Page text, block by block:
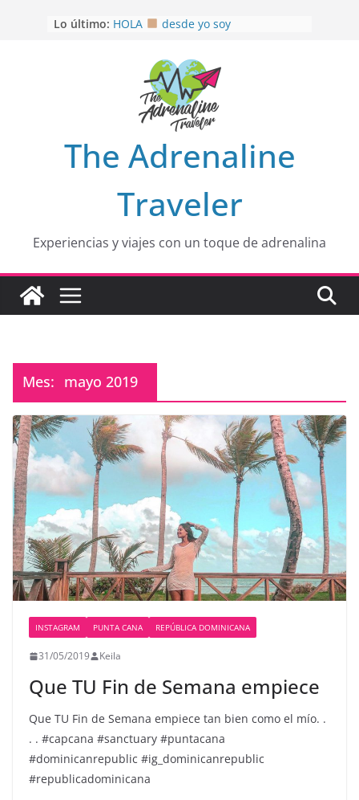
Lo último: HOLA
desde yo soy
EL SENDERO DEL CACAO: Excelente
opción
HOSPEDAJE AL NATURALSHH !!
OTRA PERSPECTIVA de RÍO EL
MULITO!
The Adrenaline
Traveler
Experiencias y viajes con un toque de adrenalina
Mes: mayo 2019
INSTAGRAM PUNTA CANA REPÚBLICA DOMINICANA
31/05/2019 Keila
Que TU Fin de Semana empiece
Que TU Fin de Semana empiece tan bien como el mío. .
. . #capcana #sanctuary #puntacana
#dominicanrepublic #ig_dominicanrepublic
#republicadominicana